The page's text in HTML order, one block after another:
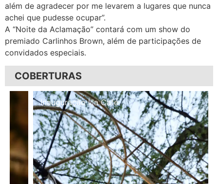
além de agradecer por me levarem a lugares que nunca
achei que pudesse ocupar”.
A “Noite da Aclamação” contará com um show do
premiado Carlinhos Brown, além de participações de
convidados especiais.
COBERTURAS
Inauguração Illa Café